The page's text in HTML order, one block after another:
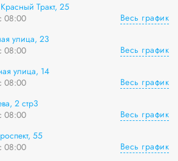
Тракт, 25
08:00
Весь график
улица, 23
08:00
Весь график
улица, 14
08:00
Весь график
2 стр3
08:00
Весь график
55
08:00
Весь график